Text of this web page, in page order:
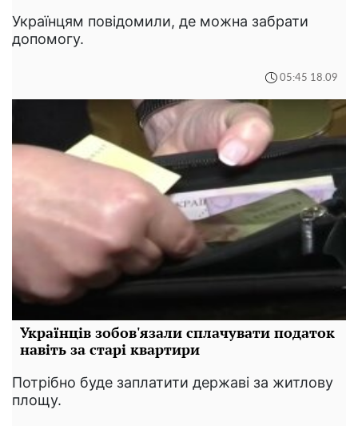
Українцям повідомили, де можна забрати
допомогу.
05:45 18.09
Українців зобов'язали сплачувати податок
навіть за старі квартири
Потрібно буде заплатити державі за житлову
площу.